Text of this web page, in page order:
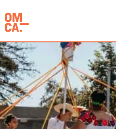
到
内
容
加州奥克兰博物馆(OMCA)